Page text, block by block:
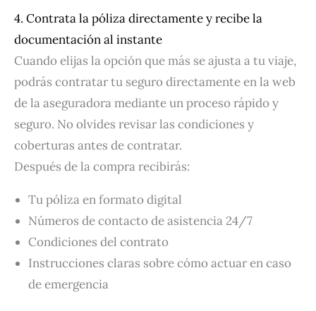
4. Contrata la póliza directamente y recibe la
documentación al instante
Cuando elijas la opción que más se ajusta a tu viaje,
podrás contratar tu seguro directamente en la web
de la aseguradora mediante un proceso rápido y
seguro. No olvides revisar las condiciones y
coberturas antes de contratar.
Después de la compra recibirás:
Tu póliza en formato digital
Números de contacto de asistencia 24/7
Condiciones del contrato
Instrucciones claras sobre cómo actuar en caso
de emergencia